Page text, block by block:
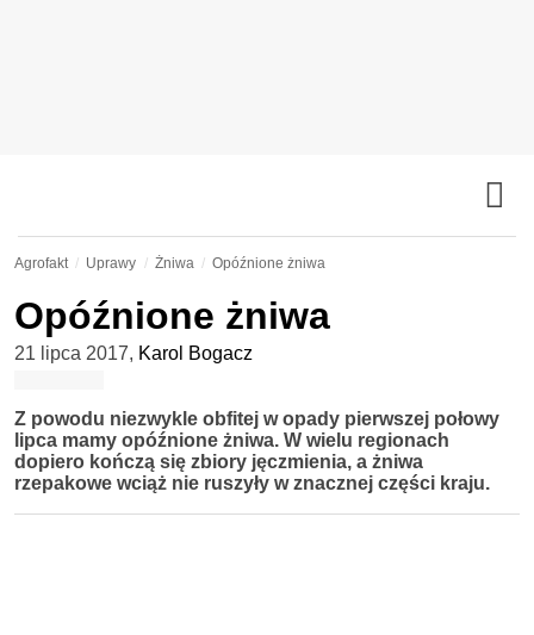
Agrofakt Uprawy Żniwa Opóźnione żniwa
Opóźnione żniwa
21 lipca 2017, Karol Bogacz
Z powodu niezwykle obfitej w opady pierwszej połowy
lipca mamy opóźnione żniwa. W wielu regionach
dopiero kończą się zbiory jęczmienia, a żniwa
rzepakowe wciąż nie ruszyły w znacznej części kraju.